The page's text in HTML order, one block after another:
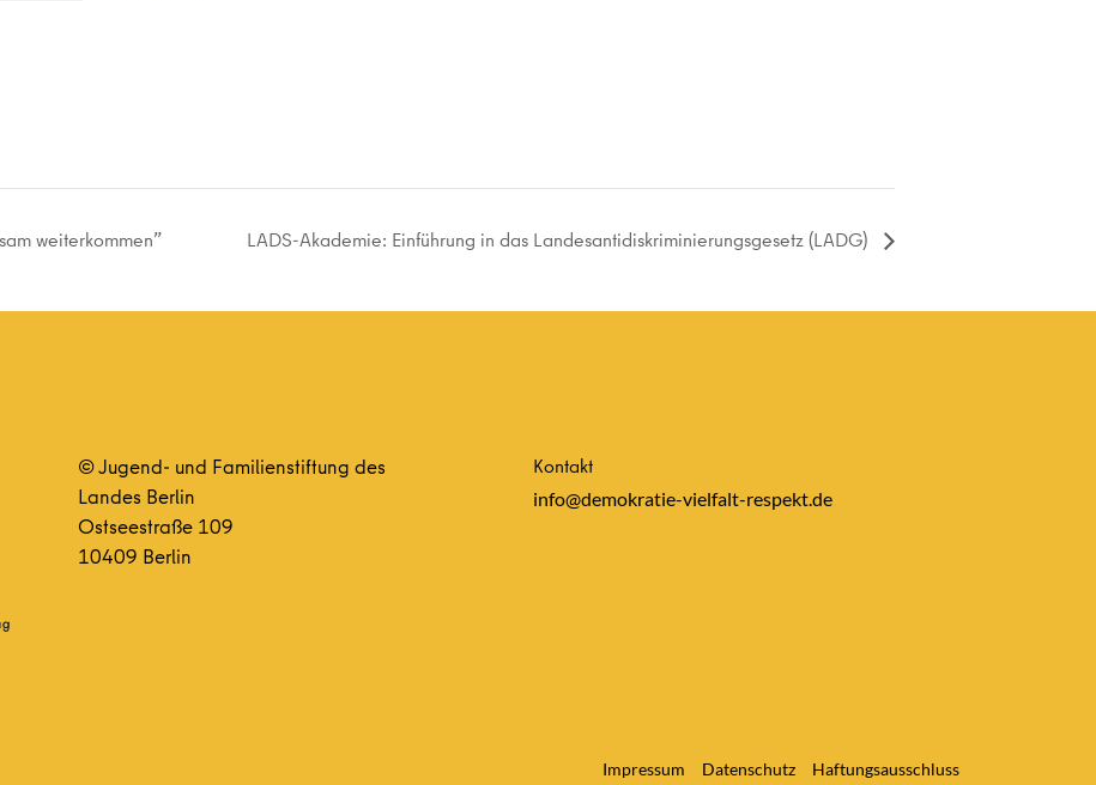
weiterkommen” LADS-Akademie: Einführung in das Landesantidiskriminierungsgesetz (LADG)
© Jugend- und Familienstiftung des
Landes Berlin
Ostseestraße 109
10409 Berlin
Kontakt
info@demokratie-vielfalt-respekt.de
Impressum Datenschutz Haftungsausschluss